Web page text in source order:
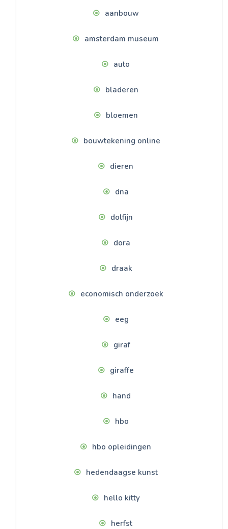
aanbouw
amsterdam museum
auto
bladeren
bloemen
bouwtekening online
dieren
dna
dolfijn
dora
draak
economisch onderzoek
eeg
giraf
giraffe
hand
hbo
hbo opleidingen
hedendaagse kunst
hello kitty
herfst